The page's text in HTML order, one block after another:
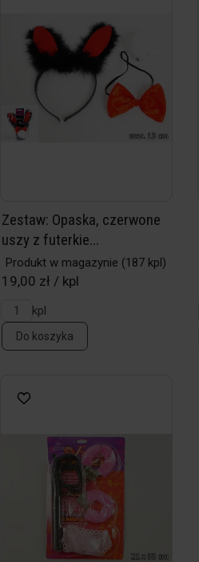
Zestaw: Opaska, czerwone
uszy z futerkie...
Produkt w magazynie (187 kpl)
19,00 zł / kpl
kpl
Do koszyka